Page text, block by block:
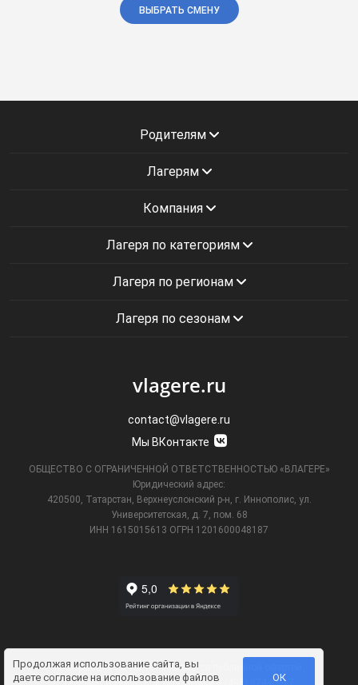
ВЫБРАТЬ СМЕНУ
Продолжая использование сайта, вы
даете согласие на использование файлов ОК
Родителям
Лагерям
Компания
Лагеря по категориям
Лагеря по регионам
Лагеря по сезонам
vlagere.ru
contact@vlagere.ru
Мы ВКонтакте
ОБЩЕСТВО С ОГРАНИЧЕННОЙ ОТВЕТСТВЕННОСТЬЮ «ВЛАГЕРЕ»
Юридический адрес:
420500, Татарстан, Верхнеуслонский р-н, г. Иннополис, ул.
Университетская,
д. 7, пом. 68
ИНН 1615015613 ОГРН 1201600048187
Информация на сайте не является публичной офертой.
Телефон технической поддержки8 (495) 374-61-17